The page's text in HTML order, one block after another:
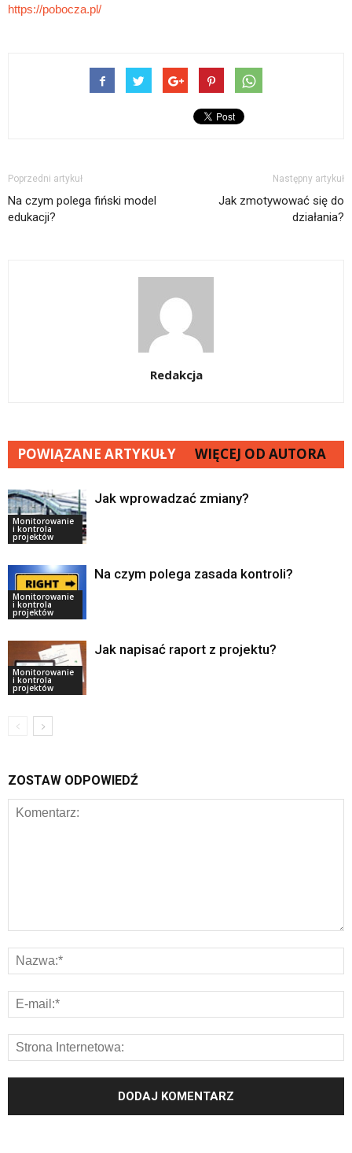
https://pobocza.pl/
Poprzedni artykuł
Na czym polega fiński model
edukacji?
Następny artykuł
Jak zmotywować się do
działania?
Redakcja
POWIĄZANE ARTYKUŁY WIĘCEJ OD AUTORA
Monitorowanie
i kontrola
projektów
Jak wprowadzać zmiany?
Monitorowanie
i kontrola
projektów
Na czym polega zasada kontroli?
Monitorowanie
i kontrola
projektów
Jak napisać raport z projektu?
ZOSTAW ODPOWIEDŹ